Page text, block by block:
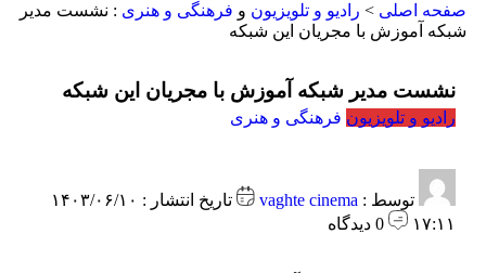
صفحه اصلی > رادیو و تلویزیون و فرهنگی و هنری : نشست مدیر
شبکه آموزش با مجریان این شبکه
نشست مدیر شبکه آموزش با مجریان این شبکه
رادیو و تلویزیون فرهنگی و هنری
توسط : vaghte cinema
تاریخ انتشار : ۱۴۰۳/۰۶/۱۰
۱۷:۱۱